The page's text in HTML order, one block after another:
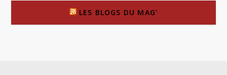
LES BLOGS DU MAG’